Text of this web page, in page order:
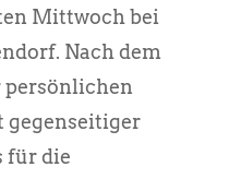
Mittwoch bei
Nach dem
gegenseitiger
für die